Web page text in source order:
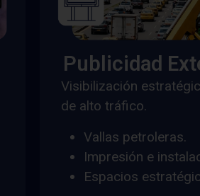
Publicidad
Visibilización
de alto tráfico.
Vallas petroleras.
Impresión e
Espacios